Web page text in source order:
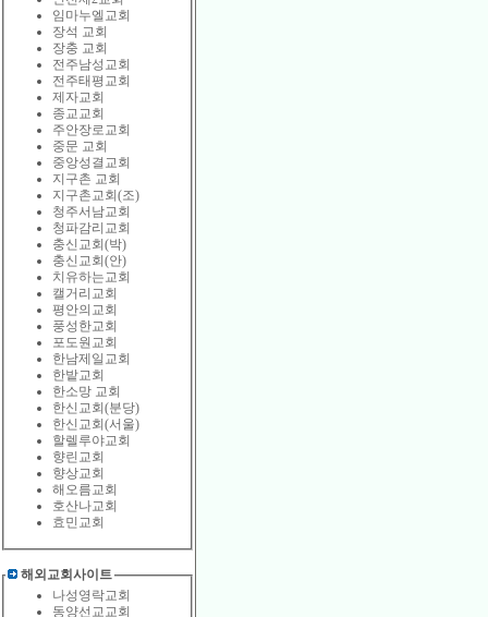
임마누엘교회
장석 교회
장충 교회
전주남성교회
전주태평교회
제자교회
종교교회
주안장로교회
중문 교회
중앙성결교회
지구촌 교회
지구촌교회(조)
청주서남교회
청파감리교회
충신교회(박)
충신교회(안)
치유하는교회
캘거리교회
평안의교회
풍성한교회
포도원교회
한남제일교회
한밭교회
한소망 교회
한신교회(분당)
한신교회(서울)
할렐루야교회
향린교회
향상교회
해오름교회
호산나교회
효민교회
해외교회사이트
나성영락교회
동양선교교회